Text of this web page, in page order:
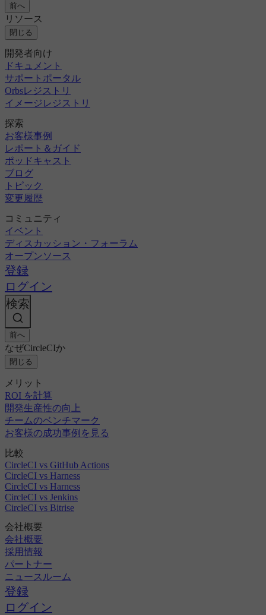
前へ
リソース
閉じる
開発者向け
ドキュメント
サポートポータル
Orbsレジストリ
イメージレジストリ
探索
お客様事例
レポート＆ガイド
ポッドキャスト
ブログ
トピック
変更履歴
コミュニティ
イベント
ディスカッション・フォーラム
オープンソース
登録
ログイン
検索
前へ
なぜCircleCIか
閉じる
メリット
ROI を計算
開発生産性の向上
チームのベンチマーク
お客様の成功事例を見る
比較
CircleCI vs GitHub Actions
CircleCI vs Harness
CircleCI vs Harness
CircleCI vs Jenkins
CircleCI vs Bitrise
会社概要
会社概要
採用情報
パートナー
ニュースルーム
登録
ログイン